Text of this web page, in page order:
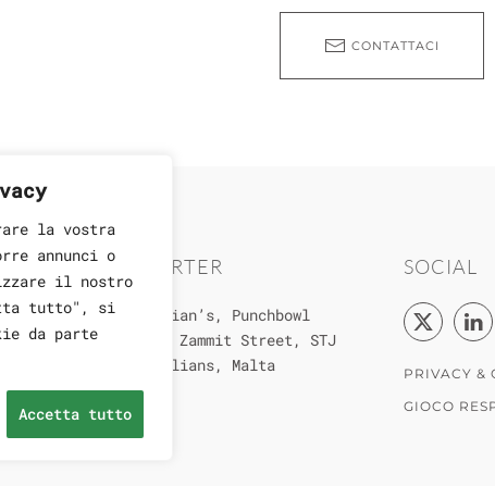
la vostra
annunci o
il nostro
tutto", si
da parte
Accetta tutto
CONTATTACI
HEADQUARTER
Soho St. Julian’s, Punchbowl
Centre,
Elia Zammit Street, STJ
3154, St. Julians, Malta
SOCIAL
PRIVACY &
GIOCO